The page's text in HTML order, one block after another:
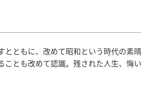
とともに、改めて昭和という時代の素晴
ことも改めて認識。残された人生、悔い